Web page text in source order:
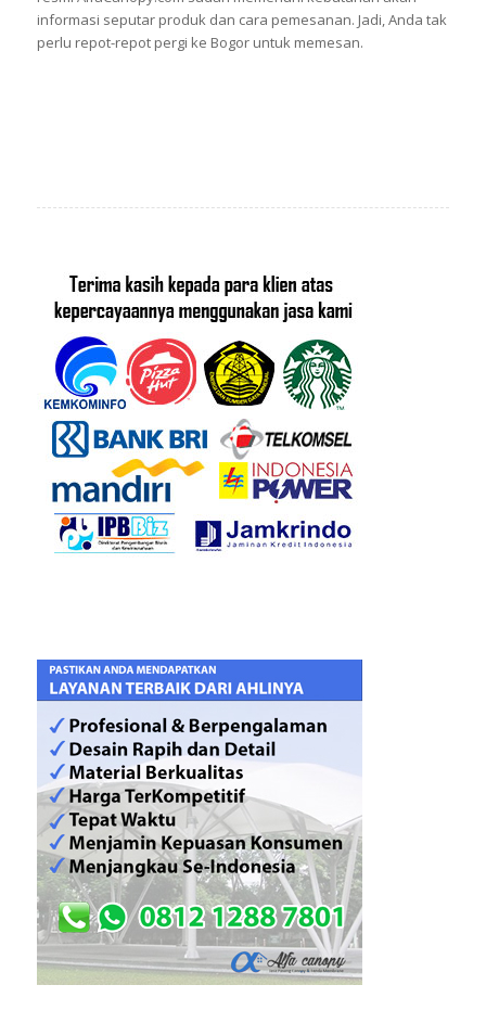
informasi seputar produk dan cara pemesanan. Jadi, Anda tak
perlu repot-repot pergi ke Bogor untuk memesan.